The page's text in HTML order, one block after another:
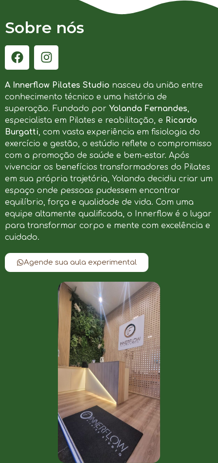
Sobre nós
A Innerflow Pilates Studio nasceu da união entre
conhecimento técnico e uma história de
superação. Fundado por Yolanda Fernandes,
especialista em Pilates e reabilitação, e Ricardo
Burgatti, com vasta experiência em fisiologia do
exercício e gestão, o estúdio reflete o compromisso
com a promoção de saúde e bem-estar. Após
vivenciar os benefícios transformadores do Pilates
em sua própria trajetória, Yolanda decidiu criar um
espaço onde pessoas pudessem encontrar
equilíbrio, força e qualidade de vida. Com uma
equipe altamente qualificada, o Innerflow é o lugar
para transformar corpo e mente com excelência e
cuidado.
Agende sua aula experimental